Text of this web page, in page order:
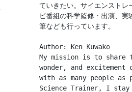
ていきたい。サイエンストレ
ビ番組の科学監修・出演、実
筆なども行っています。
Author: Ken Kuwako
My mission is to share
wonder, and excitement
with as many people as
Science Trainer, I stay